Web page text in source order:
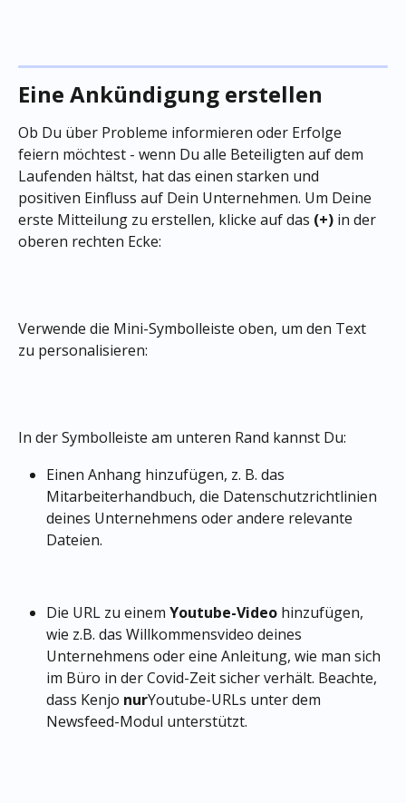
Eine Ankündigung erstellen
Ob Du über Probleme informieren oder Erfolge
feiern möchtest - wenn Du alle Beteiligten auf dem
Laufenden hältst, hat das einen starken und
positiven Einfluss auf Dein Unternehmen. Um Deine
erste Mitteilung zu erstellen, klicke auf das (+) in der
oberen rechten Ecke:
Verwende die Mini-Symbolleiste oben, um den Text
zu personalisieren:
In der Symbolleiste am unteren Rand kannst Du:
Einen Anhang hinzufügen, z. B. das
Mitarbeiterhandbuch, die Datenschutzrichtlinien
deines Unternehmens oder andere relevante
Dateien.
Die URL zu einem Youtube-Video hinzufügen,
wie z.B. das Willkommensvideo deines
Unternehmens oder eine Anleitung, wie man sich
im Büro in der Covid-Zeit sicher verhält. Beachte,
dass Kenjo nurYoutube-URLs unter dem
Newsfeed-Modul unterstützt.